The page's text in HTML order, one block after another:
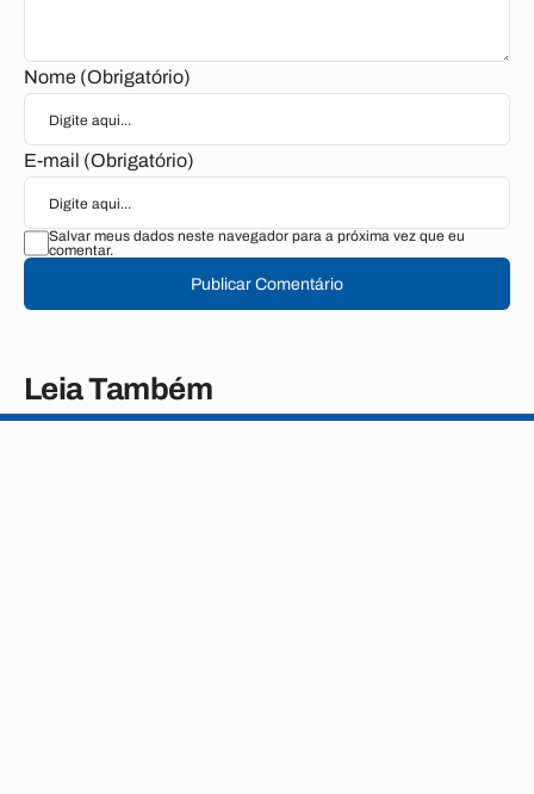
Nome (Obrigatório)
E-mail (Obrigatório)
Salvar meus dados neste navegador para a próxima vez que eu
comentar.
Publicar Comentário
Leia Também